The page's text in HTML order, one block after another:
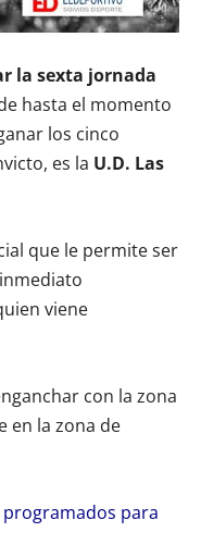
la sexta jornada
hasta el momento
los cinco
es la U.D. Las
que le permite ser
viene
con la zona
en la zona de
programados para